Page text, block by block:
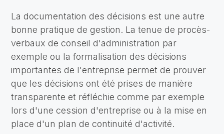
La documentation des décisions est une autre
bonne pratique de gestion. La tenue de procès-
verbaux de conseil d'administration par
exemple ou la formalisation des décisions
importantes de l'entreprise permet de prouver
que les décisions ont été prises de manière
transparente et réfléchie comme par exemple
lors d'une cession d'entreprise ou à la mise en
place d'un plan de continuité d'activité.